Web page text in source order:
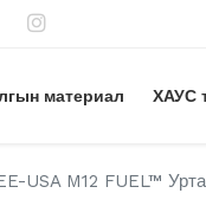
материал ХАУС
USA M12 FUEL™